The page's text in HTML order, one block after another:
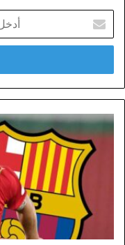
بريدك
الإلكتروني
برشلونة
وريال
مدريد
المغرب”
إبراهيم
نجم